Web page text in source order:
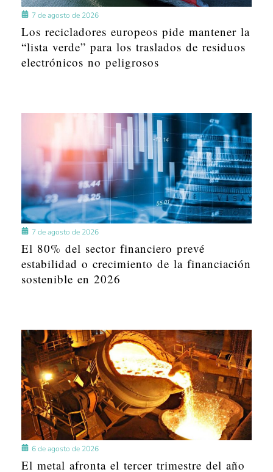
7 de agosto de 2026
Los recicladores europeos pide mantener la
“lista verde” para los traslados de residuos
electrónicos no peligrosos
7 de agosto de 2026
El 80% del sector financiero prevé
estabilidad o crecimiento de la financiación
sostenible en 2026
6 de agosto de 2026
El metal afronta el tercer trimestre del año